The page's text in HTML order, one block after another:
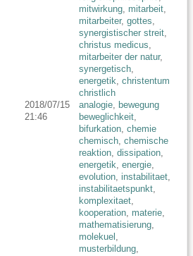
mitwirkung, mitarbeit,
mitarbeiter, gottes,
synergistischer streit,
christus medicus,
mitarbeiter der natur,
synergetisch,
energetik, christentum
christlich
2018/07/15
21:46
analogie, bewegung
beweglichkeit,
bifurkation, chemie
chemisch, chemische
reaktion, dissipation,
energetik, energie,
evolution, instabilitaet,
instabilitaetspunkt,
komplexitaet,
kooperation, materie,
mathematisierung,
molekuel ,
musterbildung,